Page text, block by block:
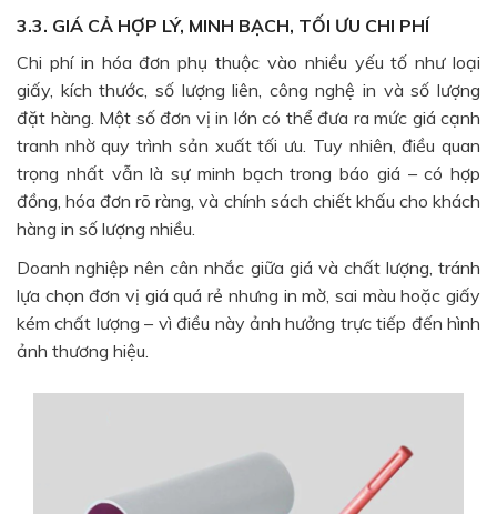
3.3. GIÁ CẢ HỢP LÝ, MINH BẠCH, TỐI ƯU CHI PHÍ
Chi phí in hóa đơn phụ thuộc vào nhiều yếu tố như loại
giấy, kích thước, số lượng liên, công nghệ in và số lượng
đặt hàng. Một số đơn vị in lớn có thể đưa ra mức giá cạnh
tranh nhờ quy trình sản xuất tối ưu. Tuy nhiên, điều quan
trọng nhất vẫn là sự minh bạch trong báo giá – có hợp
đồng, hóa đơn rõ ràng, và chính sách chiết khấu cho khách
hàng in số lượng nhiều.
Doanh nghiệp nên cân nhắc giữa giá và chất lượng, tránh
lựa chọn đơn vị giá quá rẻ nhưng in mờ, sai màu hoặc giấy
kém chất lượng – vì điều này ảnh hưởng trực tiếp đến hình
ảnh thương hiệu.